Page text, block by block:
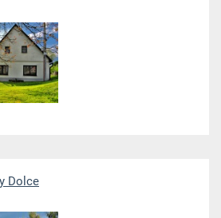
Dolce